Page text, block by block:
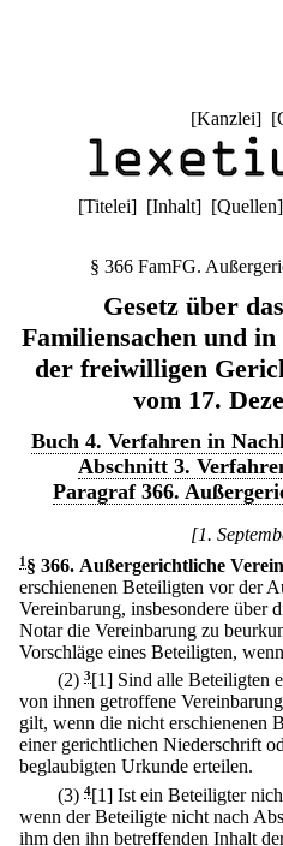
[Kanzlei] [
[Titelei] [Inhalt] [Quellen]
§ 366 FamFG.
Gesetz über
Familiensachen und in
der freiwilligen
vom 17.
Buch 4. Verfahren in
Abschnitt 3.
Paragraf 366.
[1.
1 § 366. Außergerichtliche
erschienenen Beteiligten vor der
Vereinbarung, insbesondere über
Notar die Vereinbarung zu
Vorschläge eines Beteiligten,
(2) 3[1] Sind alle Beteiligten
von ihnen getroffene
gilt, wenn die nicht erschienenen
einer gerichtlichen Niederschrift
beglaubigten Urkunde erteilen.
(3) 4[1] Ist ein Beteiligter
wenn der Beteiligte nicht nach
ihm den ihn betreffenden Inhalt